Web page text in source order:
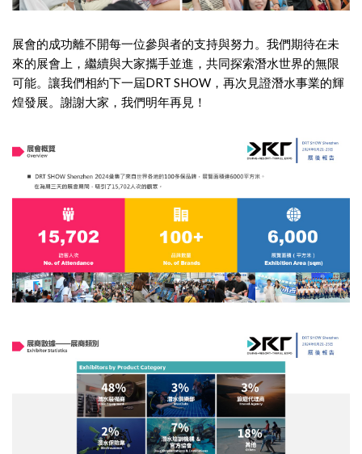
展會的成功離不開每一位參與者的支持與努力。我們期待在未
來的展會上，繼續與大家攜手並進，共同探索潛水世界的無限
可能。讓我們相約下一屆DRT SHOW，再次見證潛水事業的輝
煌發展。謝謝大家，我們明年再見！